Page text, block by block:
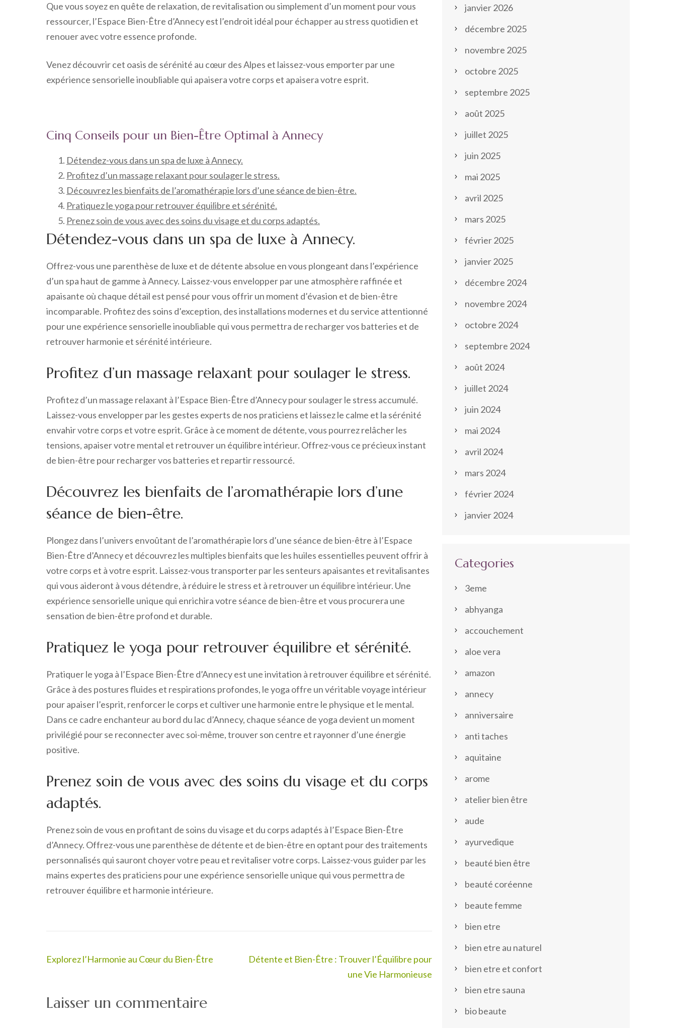
Que vous soyez en quête de relaxation, de revitalisation ou simplement d’un moment pour vous
ressourcer, l’Espace Bien-Être d’Annecy est l’endroit idéal pour échapper au stress quotidien et
renouer avec votre essence profonde.
Venez découvrir cet oasis de sérénité au cœur des Alpes et laissez-vous emporter par une
expérience sensorielle inoubliable qui apaisera votre corps et apaisera votre esprit.
Cinq Conseils pour un Bien-Être Optimal à Annecy
Détendez-vous dans un spa de luxe à Annecy.
Profitez d’un massage relaxant pour soulager le stress.
Découvrez les bienfaits de l’aromathérapie lors d’une séance de bien-être.
Pratiquez le yoga pour retrouver équilibre et sérénité.
Prenez soin de vous avec des soins du visage et du corps adaptés.
Détendez-vous dans un spa de luxe à Annecy.
Offrez-vous une parenthèse de luxe et de détente absolue en vous plongeant dans l’expérience
d’un spa haut de gamme à Annecy. Laissez-vous envelopper par une atmosphère raffinée et
apaisante où chaque détail est pensé pour vous offrir un moment d’évasion et de bien-être
incomparable. Profitez des soins d’exception, des installations modernes et du service attentionné
pour une expérience sensorielle inoubliable qui vous permettra de recharger vos batteries et de
retrouver harmonie et sérénité intérieure.
Profitez d’un massage relaxant pour soulager le stress.
Profitez d’un massage relaxant à l’Espace Bien-Être d’Annecy pour soulager le stress accumulé.
Laissez-vous envelopper par les gestes experts de nos praticiens et laissez le calme et la sérénité
envahir votre corps et votre esprit. Grâce à ce moment de détente, vous pourrez relâcher les
tensions, apaiser votre mental et retrouver un équilibre intérieur. Offrez-vous ce précieux instant
de bien-être pour recharger vos batteries et repartir ressourcé.
Découvrez les bienfaits de l’aromathérapie lors d’une
séance de bien-être.
Plongez dans l’univers envoûtant de l’aromathérapie lors d’une séance de bien-être à l’Espace
Bien-Être d’Annecy et découvrez les multiples bienfaits que les huiles essentielles peuvent offrir à
votre corps et à votre esprit. Laissez-vous transporter par les senteurs apaisantes et revitalisantes
qui vous aideront à vous détendre, à réduire le stress et à retrouver un équilibre intérieur. Une
expérience sensorielle unique qui enrichira votre séance de bien-être et vous procurera une
sensation de bien-être profond et durable.
Pratiquez le yoga pour retrouver équilibre et sérénité.
Pratiquer le yoga à l’Espace Bien-Être d’Annecy est une invitation à retrouver équilibre et sérénité.
Grâce à des postures fluides et respirations profondes, le yoga offre un véritable voyage intérieur
pour apaiser l’esprit, renforcer le corps et cultiver une harmonie entre le physique et le mental.
Dans ce cadre enchanteur au bord du lac d’Annecy, chaque séance de yoga devient un moment
privilégié pour se reconnecter avec soi-même, trouver son centre et rayonner d’une énergie
positive.
Prenez soin de vous avec des soins du visage et du corps
adaptés.
Prenez soin de vous en profitant de soins du visage et du corps adaptés à l’Espace Bien-Être
d’Annecy. Offrez-vous une parenthèse de détente et de bien-être en optant pour des traitements
personnalisés qui sauront choyer votre peau et revitaliser votre corps. Laissez-vous guider par les
mains expertes des praticiens pour une expérience sensorielle unique qui vous permettra de
retrouver équilibre et harmonie intérieure.
Navigation
Explorez l’Harmonie au Cœur du Bien-Être
Détente et Bien-Être : Trouver l’Équilibre pour
une Vie Harmonieuse
Laisser un commentaire
janvier 2026
décembre 2025
novembre 2025
octobre 2025
septembre 2025
août 2025
juillet 2025
juin 2025
mai 2025
avril 2025
mars 2025
février 2025
janvier 2025
décembre 2024
novembre 2024
octobre 2024
septembre 2024
août 2024
juillet 2024
juin 2024
mai 2024
avril 2024
mars 2024
février 2024
janvier 2024
Categories
3eme
abhyanga
accouchement
aloe vera
amazon
annecy
anniversaire
anti taches
aquitaine
arome
atelier bien être
aude
ayurvedique
beauté bien être
beauté coréenne
beaute femme
bien etre
bien etre au naturel
bien etre et confort
bien etre sauna
bio beaute